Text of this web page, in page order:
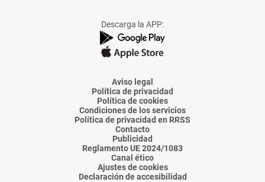
de
La
Voz
Almería
de
La
Voz
Almería
de
La
Voz
Almería
de
La
Voz
Almería
de
La
Voz
Descarga la APP:
Aviso legal
Política de privacidad
Política de cookies
Condiciones de los servicios
Política de privacidad en RRSS
Contacto
Publicidad
Reglamento UE 2024/1083
Canal ético
Ajustes de cookies
Declaración de accesibilidad